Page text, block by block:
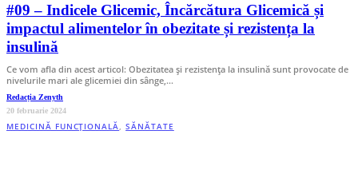
#09 – Indicele Glicemic, Încărcătura Glicemică și
impactul alimentelor în obezitate și rezistența la
insulină
Ce vom afla din acest articol: Obezitatea și rezistența la insulină sunt provocate de
nivelurile mari ale glicemiei din sânge,…
Redacția Zenyth
20 februarie 2024
MEDICINĂ FUNCȚIONALĂ ,SĂNĂTATE